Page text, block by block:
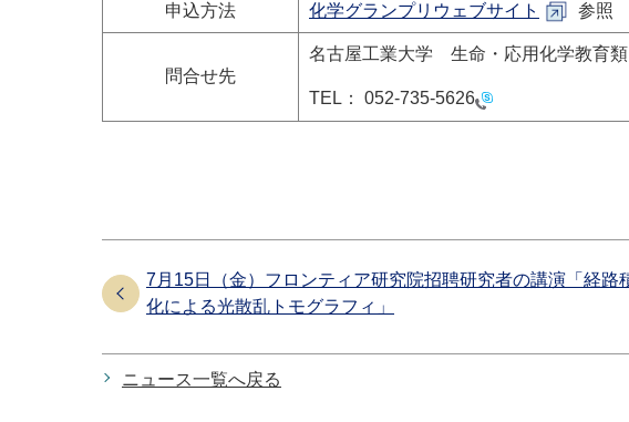
申込方法 化学グランプリウェブサイト 参照
問合せ先
名古屋工業大学 生命・応用化学教育
TEL： 052-735-5626
7月15日（金）フロンティア研究院招聘研究者の講演「経路
化による光散乱トモグラフィ」
ニュース一覧へ戻る